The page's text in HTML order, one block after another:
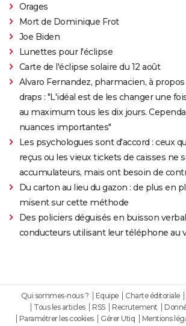
Orages
Mort de Dominique Frot
Joe Biden
Lunettes pour l'éclipse
Carte de l'éclipse solaire du 12 août
Alvaro Fernandez, pharmacien, à propos
draps : "L'idéal est de les changer une
au maximum tous les dix jours.
nuances importantes"
Les psychologues sont d'accord : ceux
reçus ou les vieux tickets de caisses ne
accumulateurs, mais ont besoin de
Du carton au lieu du gazon : de plus en
misent sur cette méthode
Des policiers déguisés en buisson
conducteurs utilisant leur téléphone au
Qui sommes-nous ? Equipe Charte éditoriale
Tous les articles
RSS Recrutement
Paramétrer les cookies
Gérer Utiq Mentions